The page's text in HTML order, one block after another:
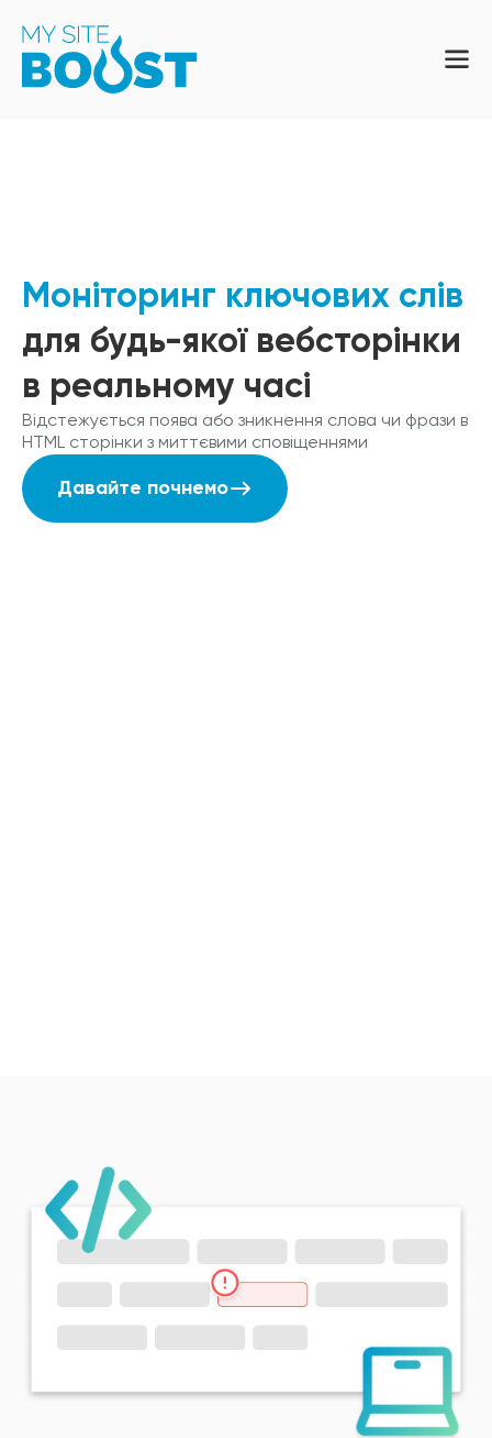
Моніторинг ключових слів
для будь-якої вебсторінки
в реальному часі
Відстежується поява або зникнення слова чи фрази в
HTML сторінки з миттєвими сповіщеннями
Давайте почнемо